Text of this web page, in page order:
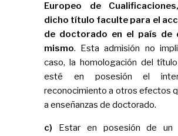
Europeo de
dicho título faculte para el
de doctorado en el país de
mismo. Esta admisión no
caso, la homologación del
esté en posesión el
reconocimiento a otros efectos
a enseñanzas de doctorado.
c) Estar en posesión de un